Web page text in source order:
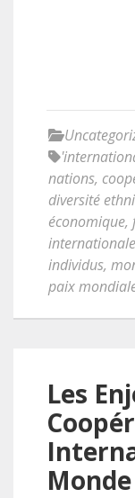
nations,
diversité
économique,
individus,
paix
Les